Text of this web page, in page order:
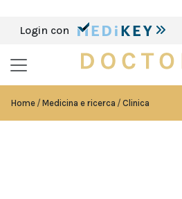
Login con
Home Medicina e ricerca Clinica